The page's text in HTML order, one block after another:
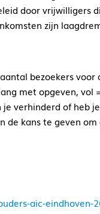
door vrijwilligers
zijn
bezoekers
met opgeven, vol
verhinderd of heb
de kans te geven
aic-eindhoven-